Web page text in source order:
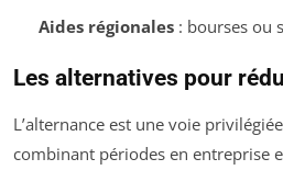
Aides régionales: bourses ou
Les alternatives pour
L’alternance est une voie
combinant périodes en entreprise